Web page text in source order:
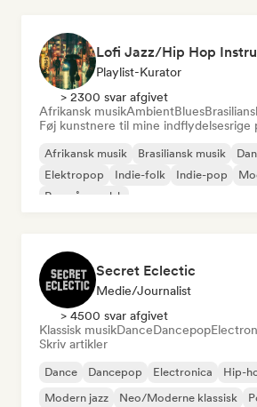
Lofi Jazz/Hip Hop
Playlist-Kurator
> 2300 svar afgivet
Afrikansk musikAmbientBlues
Føj kunstnere til mine indflydelsesrige
Afrikansk musik Brasiliansk musik
Elektropop
Indie-folk Indie-pop
Rap på engelsk
Secret Eclectic
Medie/journalist
> 4500 svar afgivet
Klassisk musikDanceDancepop
Skriv artikler
Dance Dancepop Electronica Hip-
Modern jazz
Neo/Moderne klassisk